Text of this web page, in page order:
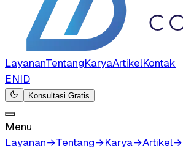
LayananTentangKaryaArtikelKontak
ENID
Konsultasi Gratis
Menu
Layanan→Tentang→Karya→Artikel→